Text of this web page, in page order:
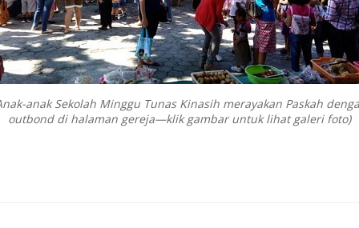
anak Sekolah Minggu Tunas Kinasih merayakan Paskah
outbond di halaman gereja—klik gambar untuk lihat galeri foto)